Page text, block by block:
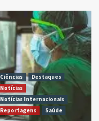
Ciências
Destaques
Notícias
Notícias Internacionais
Reportagens
Saúde